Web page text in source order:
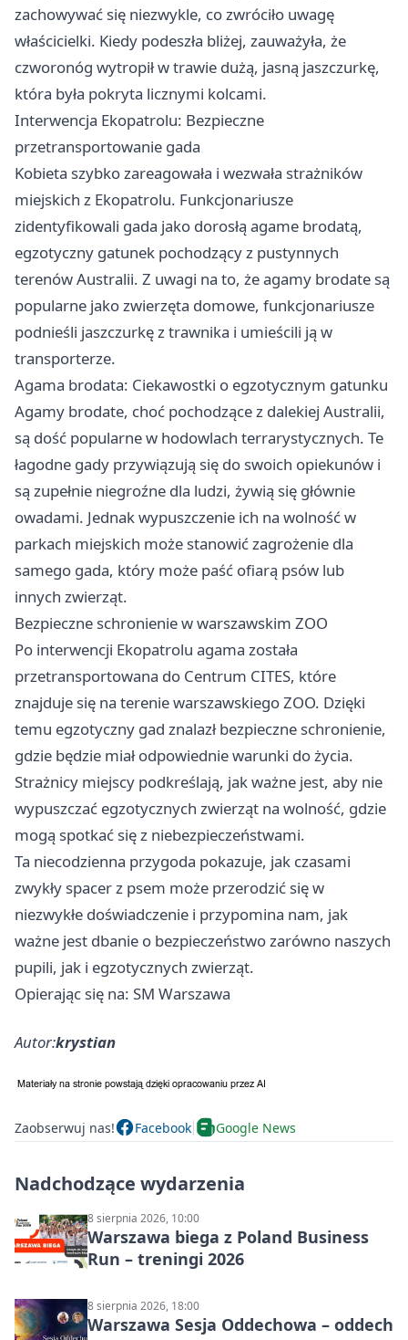
zachowywać się niezwykle, co zwróciło uwagę
właścicielki. Kiedy podeszła bliżej, zauważyła, że
czworonóg wytropił w trawie dużą, jasną jaszczurkę,
która była pokryta licznymi kolcami.
Interwencja Ekopatrolu: Bezpieczne
przetransportowanie gada
Kobieta szybko zareagowała i wezwała strażników
miejskich z Ekopatrolu. Funkcjonariusze
zidentyfikowali gada jako dorosłą agame brodatą,
egzotyczny gatunek pochodzący z pustynnych
terenów Australii. Z uwagi na to, że agamy brodate są
popularne jako zwierzęta domowe, funkcjonariusze
podnieśli jaszczurkę z trawnika i umieścili ją w
transporterze.
Agama brodata: Ciekawostki o egzotycznym gatunku
Agamy brodate, choć pochodzące z dalekiej Australii,
są dość popularne w hodowlach terrarystycznych. Te
łagodne gady przywiązują się do swoich opiekunów i
są zupełnie niegroźne dla ludzi, żywią się głównie
owadami. Jednak wypuszczenie ich na wolność w
parkach miejskich może stanowić zagrożenie dla
samego gada, który może paść ofiarą psów lub
innych zwierząt.
Bezpieczne schronienie w warszawskim ZOO
Po interwencji Ekopatrolu agama została
przetransportowana do Centrum CITES, które
znajduje się na terenie warszawskiego ZOO. Dzięki
temu egzotyczny gad znalazł bezpieczne schronienie,
gdzie będzie miał odpowiednie warunki do życia.
Strażnicy miejscy podkreślają, jak ważne jest, aby nie
wypuszczać egzotycznych zwierząt na wolność, gdzie
mogą spotkać się z niebezpieczeństwami.
Ta niecodzienna przygoda pokazuje, jak czasami
zwykły spacer z psem może przerodzić się w
niezwykłe doświadczenie i przypomina nam, jak
ważne jest dbanie o bezpieczeństwo zarówno naszych
pupili, jak i egzotycznych zwierząt.
Opierając się na: SM Warszawa
Autor:krystian
Zaobserwuj nas! Facebook Google News
Nadchodzące wydarzenia
8 sierpnia 2026, 10:00
Warszawa biega z Poland Business
Run – treningi 2026
8 sierpnia 2026, 18:00
Warszawa Sesja Oddechowa – oddech